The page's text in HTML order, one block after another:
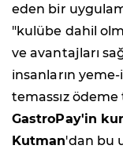
eden bir
"kulübe dahil
ve avantajları
insanların yeme-
temassız ödeme
GastroPay'in
Kutman'dan bu